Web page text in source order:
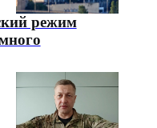
режим